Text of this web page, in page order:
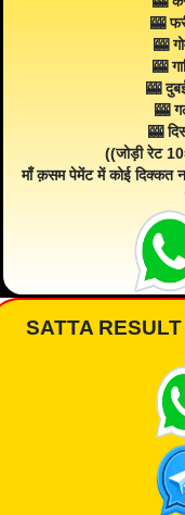
🎰
🎰
🎰
🎰
🎰
🎰
((जोड़ी रेट
माँ क़सम पेमेंट में कोई दिक्कत
SATTA